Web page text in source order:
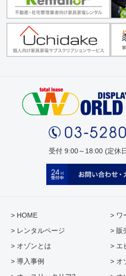
受付 9:00～18:00 (定休
> HOME
> ワ
> レンタルページ
> 販
> オゾンとは
> エ
> 導入事例
> オ